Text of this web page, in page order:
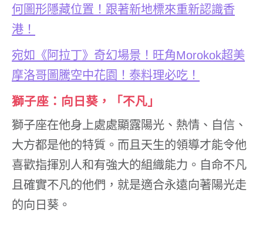
何圖形隱藏位置！跟著新地標來重新認識香
港！
宛如《阿拉丁》奇幻場景！旺角Morokok超美
摩洛哥圖騰空中花園！泰料理必吃！
獅子座：向日葵，「不凡」
獅子座在他身上處處顯露陽光、熱情、自信、
大方都是他的特質。而且天生的領導才能令他
喜歡指揮別人和有強大的組織能力。自命不凡
且確實不凡的他們，就是適合永遠向著陽光走
的向日葵。